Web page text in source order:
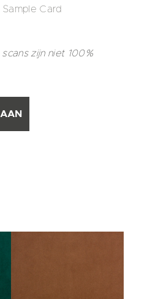
Sample Card
zijn niet 100%